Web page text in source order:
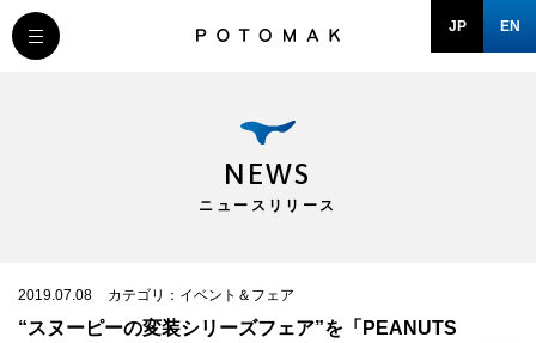
JP EN
COMPANY
DOMAIN
NEWS
ニュースリリース
2019.07.08 カテゴリ：イベント＆フェア
“スヌーピーの変装シリーズフェア”を「PEANUTS